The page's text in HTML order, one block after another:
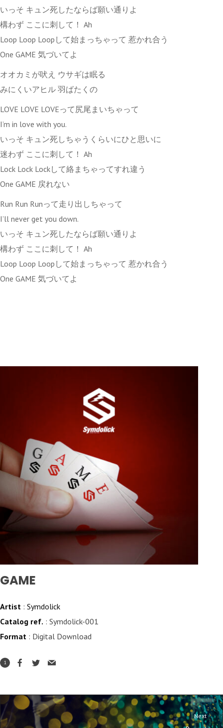
いっそ キュン死したならば願い通りよ
構わず ここに刺して！ Ah
Loop Loop Loopして始まっちゃって 惹かれ合う
One GAME 気づいてよ
オオカミが吠え ウサギは眠る
みにくいアヒル 羽ばたくの
LOVE LOVE LOVEって尻尾まいちゃって
I’m in love with you.
いっそ キュン死しちゃうくらいにひと思いに
迷わず ここに刺して！ Ah
Lock Lock Lockして絡まちゃってすれ違う
One GAME 戻れない
Run Run Runって走り出しちゃって
I’ll never get you down.
いっそ キュン死したならば願い通りよ
構わず ここに刺して！ Ah
Loop Loop Loopして始まっちゃって 惹かれ合う
One GAME 気づいてよ
GAME
Artist : Symdolick
Catalog ref. : Symdolick-001
Format : Digital Download
1
Next